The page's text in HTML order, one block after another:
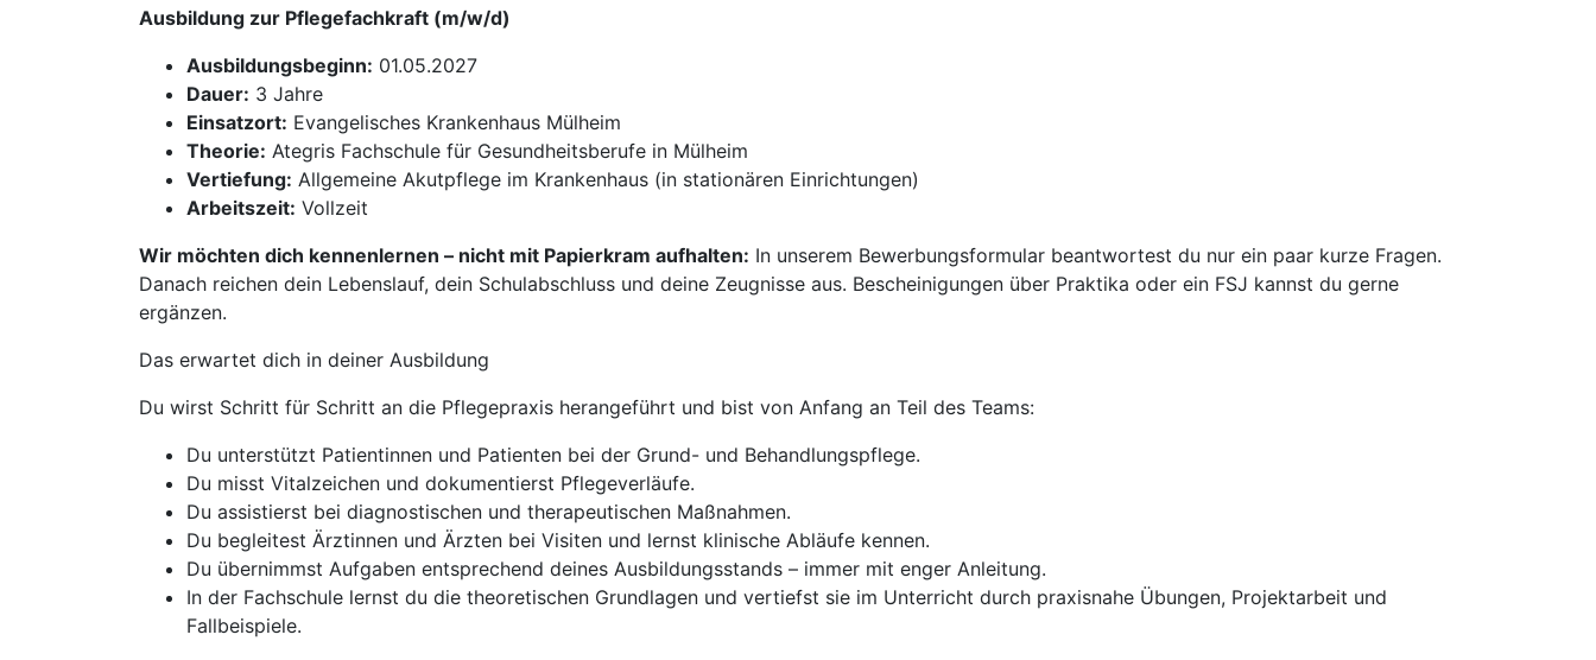
Ausbildung zur Pflegefachkraft (m/w/d)
Ausbildungsbeginn: 01.05.2027
Dauer: 3 Jahre
Einsatzort: Evangelisches Krankenhaus Mülheim
Theorie: Ategris Fachschule für Gesundheitsberufe in Mülheim
Vertiefung: Allgemeine Akutpflege im Krankenhaus (in stationären Einrichtungen)
Arbeitszeit: Vollzeit
Wir möchten dich kennenlernen – nicht mit Papierkram aufhalten: In unserem Bewerbungsformular beantwortest du nur ein paar kurze Fragen.
Danach reichen dein Lebenslauf, dein Schulabschluss und deine Zeugnisse aus. Bescheinigungen über Praktika oder ein FSJ kannst du gerne
ergänzen.
Das erwartet dich in deiner Ausbildung
Du wirst Schritt für Schritt an die Pflegepraxis herangeführt und bist von Anfang an Teil des Teams:
Du unterstützt Patientinnen und Patienten bei der Grund- und Behandlungspflege.
Du misst Vitalzeichen und dokumentierst Pflegeverläufe.
Du assistierst bei diagnostischen und therapeutischen Maßnahmen.
Du begleitest Ärztinnen und Ärzten bei Visiten und lernst klinische Abläufe kennen.
Du übernimmst Aufgaben entsprechend deines Ausbildungsstands – immer mit enger Anleitung.
In der Fachschule lernst du die theoretischen Grundlagen und vertiefst sie im Unterricht durch praxisnahe Übungen, Projektarbeit und
Fallbeispiele.